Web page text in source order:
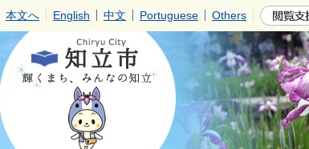
本文へ English 中文 Portuguese Others